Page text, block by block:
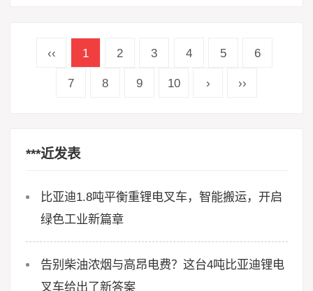
‹‹ 1 2 3 4 5 6
7 8 9 10 › ››
***近发表
比亚迪1.8吨平衡重锂电叉车，智能搬运，开启
绿色工业新篇章
告别柴油浓烟与高昂电费？这台4吨比亚迪锂电
叉车给出了新答案